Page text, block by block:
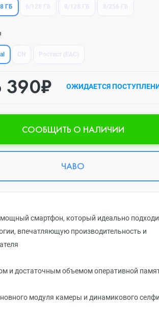
ГБ
390₽ ОЖИДАЕТСЯ
CООБЩИТЬ О НАЛИЧИИ
ЧАВО
смартфон, который идеально
впечатляющую производительность и
и достаточным объемом оперативной
модуля камеры и динамикового